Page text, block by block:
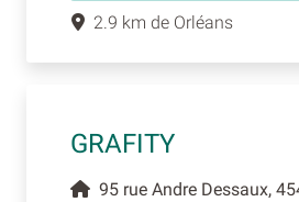
2.9 km de Orléans
GRAFITY
95 rue Andre Dessaux,